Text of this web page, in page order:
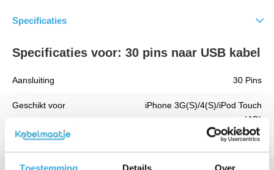
Specificaties
Specificaties voor: 30 pins naar USB kabel
Aansluiting 30 Pins
Geschikt voor
iPhone 3G(S)/4(S)/iPod Touch
(4G)
Wit